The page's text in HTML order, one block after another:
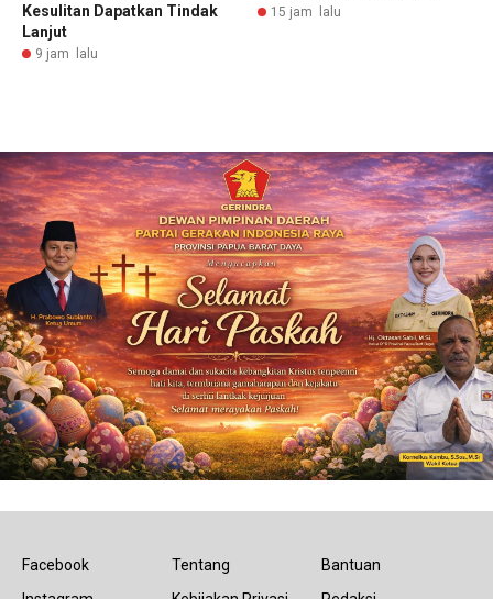
Kesulitan Dapatkan Tindak
Lanjut
9 jam lalu
15 jam lalu
Facebook
Tentang
Bantuan